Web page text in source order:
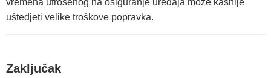
vremena utrošenog na osiguranje uređaja može kasnije
uštedjeti velike troškove popravka.
Zaključak